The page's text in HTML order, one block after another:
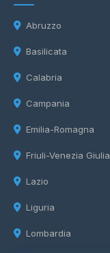
Abruzzo
Basilicata
Calabria
Campania
Emilia-Romagna
Friuli-Venezia Giulia
Lazio
Liguria
Lombardia